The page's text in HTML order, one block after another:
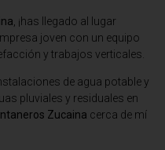
, ¡has llegado al lugar
joven con un equipo
y trabajos verticales.
de agua potable y
pluviales y residuales en
Zucaina cerca de mí